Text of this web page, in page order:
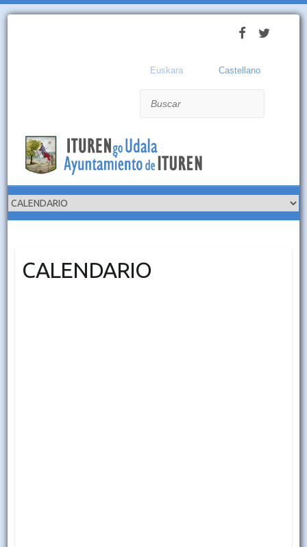
Euskara Castellano
CALENDARIO